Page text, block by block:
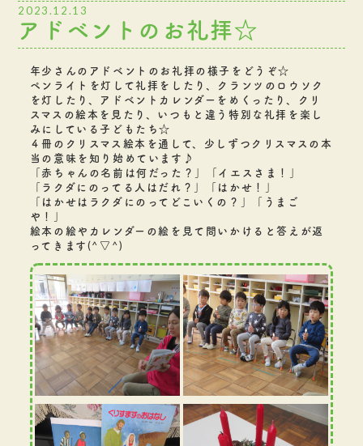
2023.12.13
アドベントのお礼拝☆
年少さんのアドベントのお礼拝の様子をどうぞ☆
ペンライトを灯して礼拝をしたり、クランツのロウソク
を灯したり、アドベントカレンダーをめくったり、クリ
スマスの絵本を見たり、いつもと違う特別な礼拝を楽し
みにしている子どもたち☆
４冊のクリスマス絵本を通して、少しずつクリスマスの本
当の意味を知り始めています♪
「赤ちゃんの名前は何だった？」「イエスさま！」
「ラクダにのってる人はだれ？」「はかせ！」
「はかせはラクダにのってどこいくの？」「うまご
や！」
絵本の絵やカレンダーの絵を見て問いかけると答えが返
ってきます(^▽^)